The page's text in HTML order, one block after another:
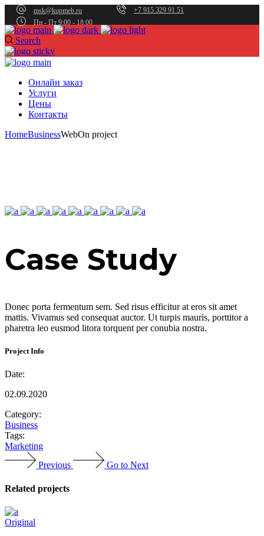
msk@kupmeb.ru
+7 915 329 91 51
Пн - Пт 9:00 - 18:00
Search
Онлайн заказ
Услуги
Цены
Контакты
HomeBusinessWebOn project
Case Study
Donec porta fermentum sem. Sed risus efficitur at eros sit amet
mattis. Vivamus sed consequat auctor. Ut turpis mauris, porttitor a
pharetra leo eusmod litora torquent per conubia nostra.
Project Info
Date:
02.09.2020
Category:
Business
Tags:
Marketing
Previous
Go to Next
Related projects
Original